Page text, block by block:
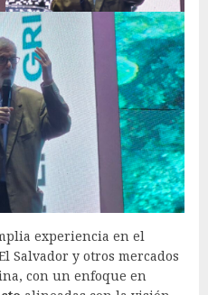
experiencia en el
Salvador y otros mercados
con un enfoque en